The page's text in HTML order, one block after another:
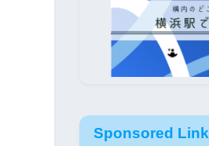
Sponsored Link